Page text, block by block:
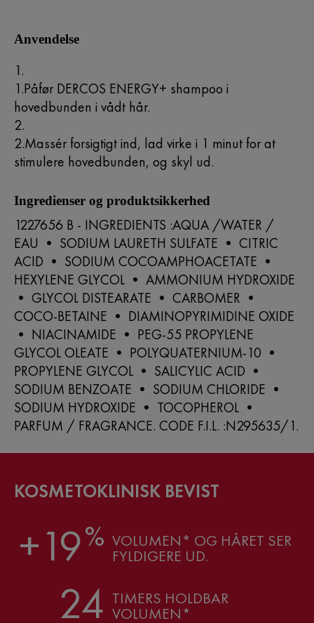
Anvendelse
1.Påfør DERCOS ENERGY+ shampoo i
hovedbunden i vådt hår.
2.Massér forsigtigt ind, lad virke i 1 minut for at
stimulere hovedbunden, og skyl ud.
Ingredienser og produktsikkerhed
1227656 B - INGREDIENTS :AQUA /WATER /
EAU • SODIUM LAURETH SULFATE • CITRIC
ACID • SODIUM COCOAMPHOACETATE •
HEXYLENE GLYCOL • AMMONIUM HYDROXIDE
• GLYCOL DISTEARATE • CARBOMER •
COCO-BETAINE • DIAMINOPYRIMIDINE OXIDE
• NIACINAMIDE • PEG-55 PROPYLENE
GLYCOL OLEATE • POLYQUATERNIUM-10 •
PROPYLENE GLYCOL • SALICYLIC ACID •
SODIUM BENZOATE • SODIUM CHLORIDE •
SODIUM HYDROXIDE • TOCOPHEROL •
PARFUM / FRAGRANCE. CODE F.I.L. :N295635/1.
KOSMETOKLINISK BEVIST
+19% VOLUMEN* OG HÅRET SER
FYLDIGERE UD.
24 TIMERS HOLDBAR
VOLUMEN*